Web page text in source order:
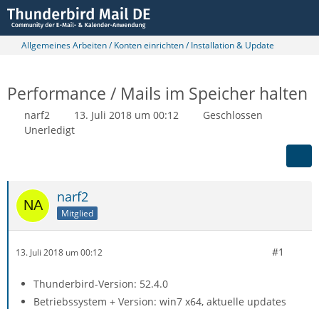
Allgemeines Arbeiten / Konten einrichten / Installation & Update
Performance / Mails im Speicher halten
narf2 13. Juli 2018 um 00:12
Geschlossen
Unerledigt
narf2
Mitglied
13. Juli 2018 um 00:12 #1
Thunderbird-Version: 52.4.0
Betriebssystem + Version: win7 x64, aktuelle updates